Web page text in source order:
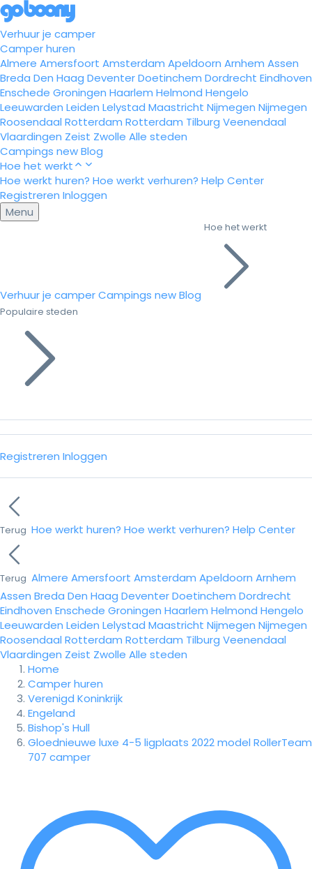
Verhuur je camper
Camper huren
Almere Amersfoort Amsterdam Apeldoorn Arnhem Assen
Breda Den Haag DeventerDoetinchem Dordrecht Eindhoven
Enschede Groningen Haarlem Helmond Hengelo
Leeuwarden Leiden Lelystad Maastricht Nijmegen Nijmegen
Roosendaal Rotterdam Rotterdam Tilburg Veenendaal
Vlaardingen Zeist Zwolle Alle steden
Campings newBlog
Hoe het werkt
Hoe werkt huren? Hoe werkt verhuren? Help Center
Registreren Inloggen
Menu
Verhuur je camperCampings newBlog
Hoe het werkt
Populaire steden
Registreren Inloggen
Terug Hoe werkt huren? Hoe werkt verhuren? Help Center
Terug Almere Amersfoort Amsterdam Apeldoorn Arnhem
Assen Breda Den Haag DeventerDoetinchem Dordrecht
Eindhoven Enschede Groningen Haarlem Helmond Hengelo
Leeuwarden Leiden Lelystad Maastricht Nijmegen Nijmegen
Roosendaal Rotterdam Rotterdam Tilburg Veenendaal
Vlaardingen Zeist Zwolle Alle steden
Home
Camper huren
Verenigd Koninkrijk
Engeland
Bishop's Hull
Gloednieuwe luxe 4-5 ligplaats 2022 model RollerTeam
707 camper